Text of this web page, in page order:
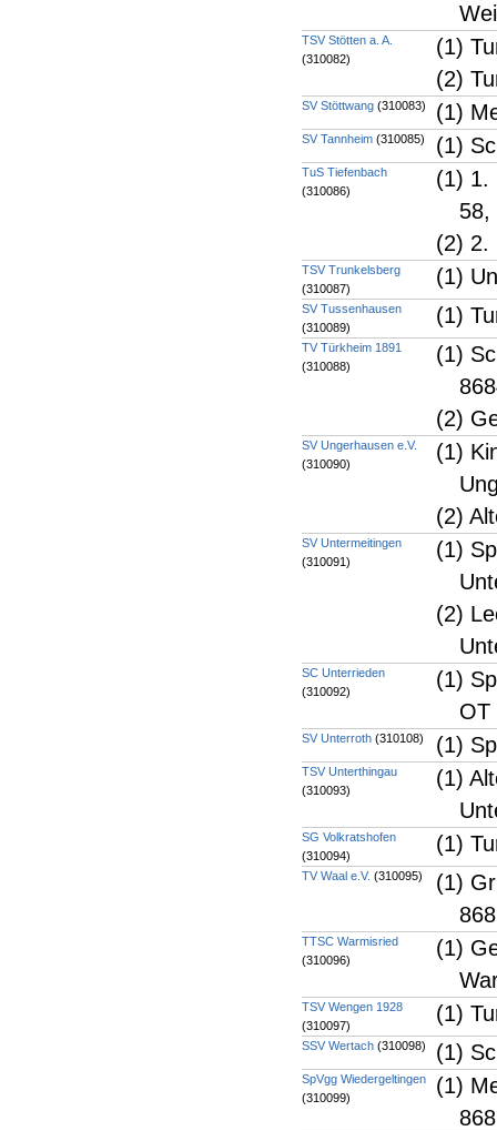
TSV Stötten a. A.
(310082)
(1)
(2)
SV Stöttwang (310083) (1)
SV Tannheim (310085) (1)
TuS Tiefenbach
(310086)
(1) 1.
58,
(2) 2.
TSV Trunkelsberg
(310087)
(1)
SV Tussenhausen
(310089)
(1)
TV Türkheim 1891
(310088)
(1)
(2)
SV Ungerhausen e.V.
(310090)
(1)
(2)
SV Untermeitingen
(310091)
(1)
(2)
SC Unterrieden
(310092)
(1)
OT
SV Unterroth (310108) (1)
TSV Unterthingau
(310093)
(1)
SG Volkratshofen
(310094)
(1)
TV Waal e.V. (310095)
(1)
TTSC Warmisried
(310096)
(1)
TSV Wengen 1928
(310097)
(1)
SSV Wertach (310098) (1)
SpVgg Wiedergeltingen
(310099)
(1)